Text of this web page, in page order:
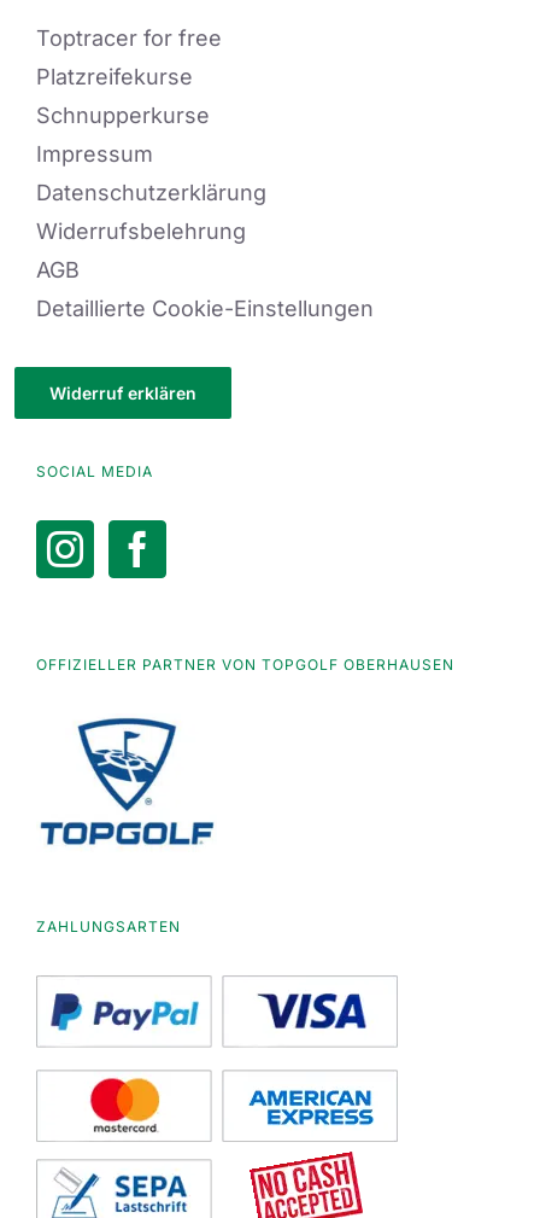
Toptracer for free
Platzreifekurse
Schnupperkurse
Impressum
Datenschutzerklärung
Widerrufsbelehrung
AGB
Detaillierte Cookie-Einstellungen
Widerruf erklären
SOCIAL MEDIA
OFFIZIELLER PARTNER VON TOPGOLF OBERHAUSEN
ZAHLUNGSARTEN